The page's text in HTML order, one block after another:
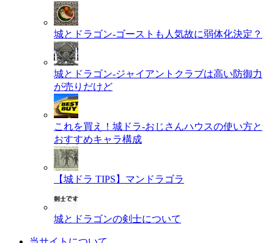
城とドラゴン-ゴーストも人気故に弱体化決定？
城とドラゴン-ジャイアントクラブは高い防御力
が売りだけど
これを買え！城ドラ-おじさんハウスの使い方と
おすすめキャラ構成
【城ドラ TIPS】マンドラゴラ
城とドラゴンの剣士について